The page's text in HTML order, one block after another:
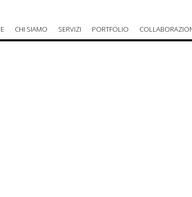
CHI SIAMO SERVIZI PORTFOLIO